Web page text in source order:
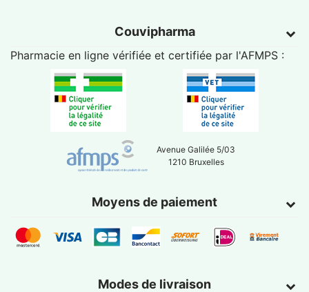
Couvipharma
Pharmacie en ligne vérifiée et certifiée par l'AFMPS :
Avenue Galilée 5/03
1210 Bruxelles
Moyens de paiement
Modes de livraison